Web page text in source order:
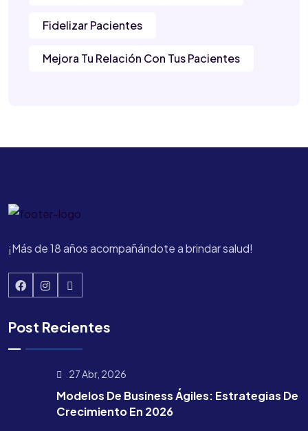
Fidelizar Pacientes
Mejora Tu Relación Con Tus Pacientes
¡Más de 18 años acompañándote a brindar salud!
Post Recientes
27 Abr, 2026
Modelos De Business Ágiles: Estrategias De
Crecimiento En 2026